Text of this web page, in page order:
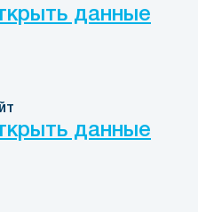
данные
данные